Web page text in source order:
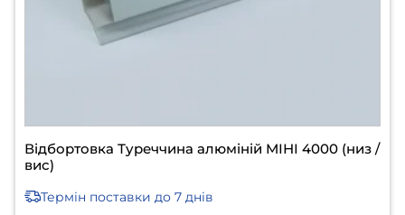
Відбортовка Туреччина алюміній МІНІ 4000 (низ /
вис)
Термін поставки до 7 днів